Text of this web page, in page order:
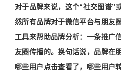
对于品牌来说，这个“社交图谱”
然所有品牌对于微信平台与朋友
工具来帮助品牌分析：一条推广
友圈传播的。换句话说，品牌在
哪些用户点击查看了，哪些用户